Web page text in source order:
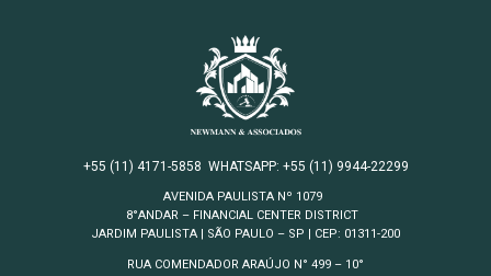
+55 (11) 4171-5858 WHATSAPP: +55 (11) 9944-22299
AVENIDA PAULISTA Nº 1079
8°ANDAR – FINANCIAL CENTER DISTRICT
JARDIM PAULISTA | SÃO PAULO – SP | CEP: 01311-200
RUA COMENDADOR ARAÚJO N° 499 – 10°